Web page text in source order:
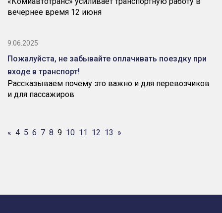
вечернее время 12 июня
9.06.2025
Пожалуйста, не забывайте оплачивать поездку при
входе в транспорт!
Рассказываем почему это важно и для перевозчиков
и для пассажиров
« 4 5 6 7 8 9 10 11 12 13 »